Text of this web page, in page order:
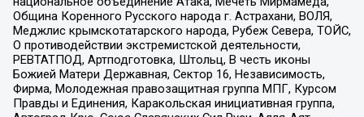
Община Коренного Русского народа г. Астрахани, ВОЛЯ,
Меджлис крымскотатарского народа, Рубеж Севера, ТОЙС,
О противодействии экстремистской деятельности,
РЕВТАТПОД, Артподготовка, Штольц, В честь иконы
Божией Матери Державная, Сектор 16, Независимость,
Фирма, Молодежная правозащитная группа МПГ, Курсом
Правды и Единения, Каракольская инициативная группа,